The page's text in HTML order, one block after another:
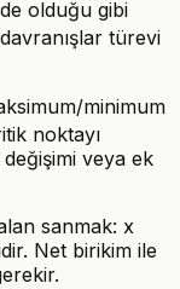
olduğu gibi
türevi
minimum
noktayı
veya ek
sanmak: x
Net birikim ile